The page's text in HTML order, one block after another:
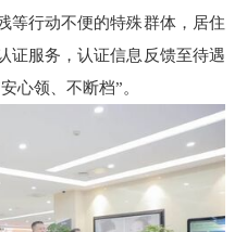
等行动不便的特殊群体，居住
证服务，认证信息反馈至待遇
心领、不断档”。